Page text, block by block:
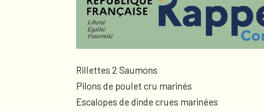
Rillettes 2 Saumons
Pilons de poulet cru marinés
Escalopes de dinde crues marinées